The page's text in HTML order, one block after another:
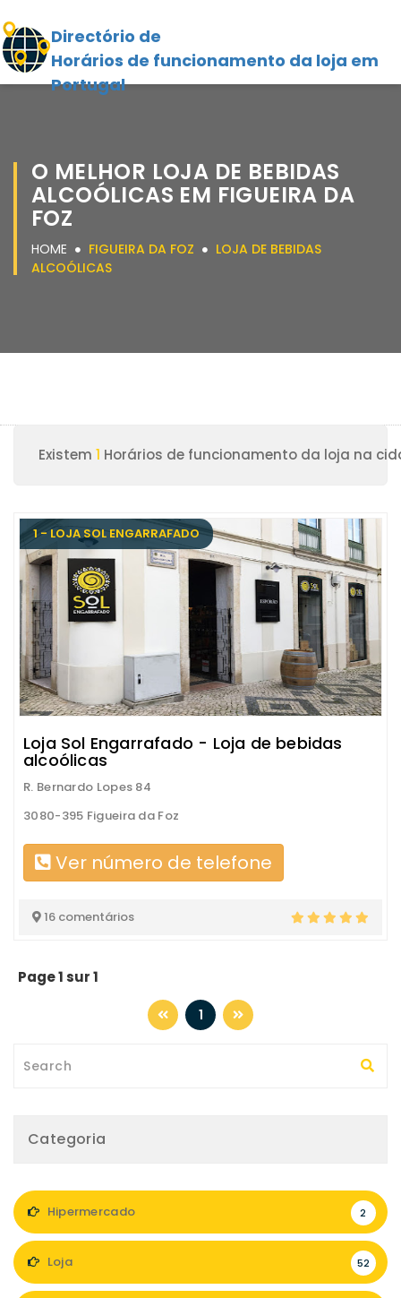
Directório de
Horários de funcionamento da loja em
Portugal
O MELHOR LOJA DE BEBIDAS
ALCOÓLICAS EM FIGUEIRA DA
FOZ
HOME FIGUEIRA DA FOZ
LOJA DE BEBIDAS
ALCOÓLICAS
Existem 1 Horários de funcionamento da loja na
1 - LOJA SOL ENGARRAFADO
Loja Sol Engarrafado - Loja de bebidas
alcoólicas
R. Bernardo Lopes 84
3080-395 Figueira da Foz
Ver número de telefone
16 comentários
Page 1 sur 1
1
Categoria
Hipermercado 2
Loja 52